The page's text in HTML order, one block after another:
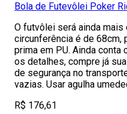
Bola de Futevôlei Poker
O futvôlei será ainda
circunferência é de 68cm,
prima em PU. Ainda
os detalhes, compre já
de segurança no
vazias. Usar agulha
R$ 176,61